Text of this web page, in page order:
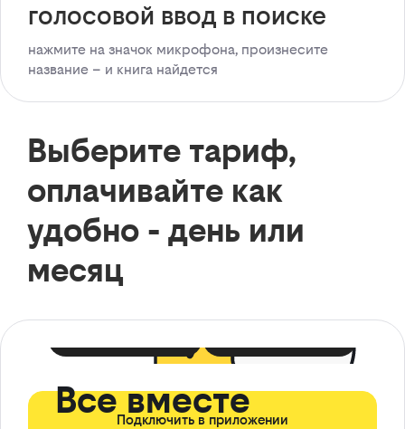
голосовой ввод в поиске
нажмите на значок микрофона, произнесите
название – и книга найдется
Выберите тариф,
оплачивайте как
удобно - день или
месяц
Все вместе
Подключить в приложении